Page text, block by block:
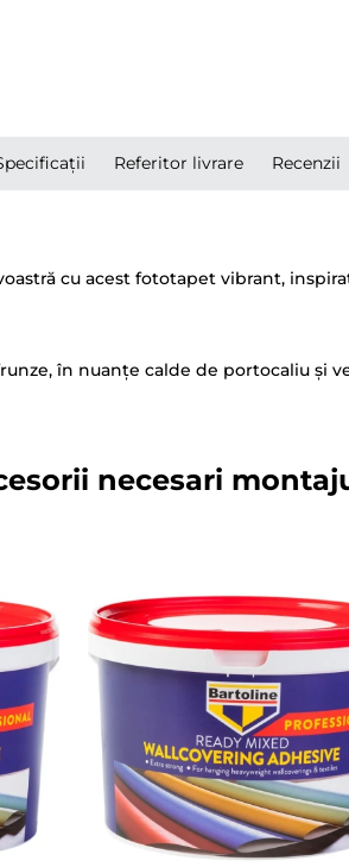
Referitor livrare Recenzii
cu acest fototapet vibrant,
în nuanțe calde de portocaliu și
necesari